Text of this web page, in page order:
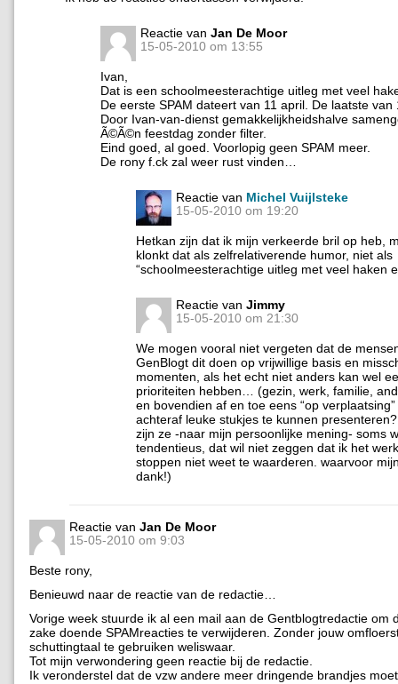
Reactie van Jan De Moor
15-05-2010 om 13:55
Ivan,
Dat is een schoolmeesterachtige uitleg met veel
De eerste SPAM dateert van 11 april. De laatste van
Door Ivan-van-dienst gemakkelijkheidshalve
Ã©Ã©n feestdag zonder filter.
Eind goed, al goed. Voorlopig geen SPAM meer.
De rony f.ck zal weer rust vinden…
Reactie van Michel Vuijlsteke
15-05-2010 om 19:20
Hetkan zijn dat ik mijn verkeerde bril op heb,
klonkt dat als zelfrelativerende humor, niet als
“schoolmeesterachtige uitleg met veel haken
Reactie van Jimmy
15-05-2010 om 21:30
We mogen vooral niet vergeten dat de
GenBlogt dit doen op vrijwillige basis en
momenten, als het echt niet anders kan wel
prioriteiten hebben… (gezin, werk, familie,
en bovendien af en toe eens “op
achteraf leuke stukjes te kunnen
zijn ze -naar mijn persoonlijke mening- soms
tendentieus, dat wil niet zeggen dat ik het
stoppen niet weet te waarderen. waarvoor
dank!)
Reactie van Jan De Moor
15-05-2010 om 9:03
Beste rony,
Benieuwd naar de reactie van de redactie…
Vorige week stuurde ik al een mail aan de Gentblogtredactie om
zake doende SPAMreacties te verwijderen. Zonder jouw
schuttingtaal te gebruiken weliswaar.
Tot mijn verwondering geen reactie bij de redactie.
Ik veronderstel dat de vzw andere meer dringende brandjes